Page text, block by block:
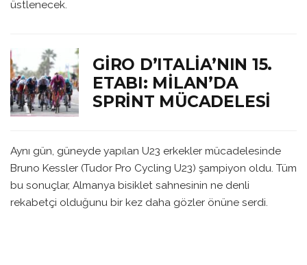
üstlenecek.
GIRO D’ITALIA’NIN 15.
ETABI: MILAN’DA
SPRINT MÜCADELESI
Aynı gün, güneyde yapılan U23 erkekler mücadelesinde
Bruno Kessler (Tudor Pro Cycling U23) şampiyon oldu. Tüm
bu sonuçlar, Almanya bisiklet sahnesinin ne denli
rekabetçi olduğunu bir kez daha gözler önüne serdi.